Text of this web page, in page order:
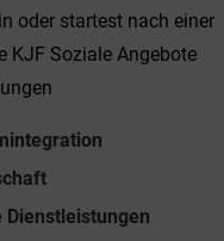
oder startest nach einer
KJF Soziale Angebote